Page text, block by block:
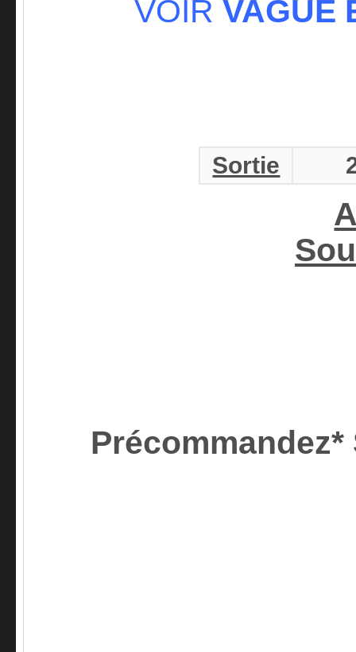
VOIRVAGUE
Sortie
Précommandez*